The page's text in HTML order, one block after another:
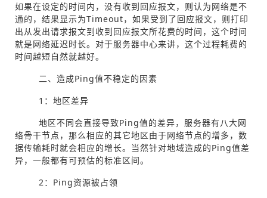
如果在设定的时间内，没有收到回应报文，则认为网络是不
通的，结果显示为Timeout，如果受到了回应报文，则打印
出从发出请求报文到收到回应报文所花费的时间，这个时间
就是网络延迟时长。对于服务器中心来讲，这个过程耗费的
时间越短自然就越好。
二、造成Ping值不稳定的因素
1：地区差异
地区不同会直接导致Ping值的差异，服务器有八大网
络骨干节点，那么相应的其它地区由于网络节点的增多，数
据传输耗时就会相应的增长。当然针对地域造成的Ping值差
异，一般都有可预估的标准区间。
2：Ping资源被占领